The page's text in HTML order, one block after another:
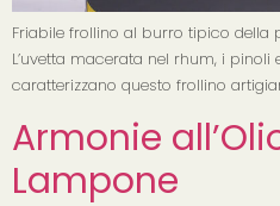
Friabile frollino al burro tipico della
L’uvetta macerata nel rhum, i
caratterizzano questo frollino
Armonie
Lampone